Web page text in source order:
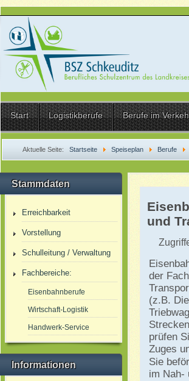
Start Logistikberufe Berufe im
Aktuelle Seite: Startseite Speiseplan Berufe
Stammdaten
Erreichbarkeit
Vorstellung
Schulleitung / Verwaltung
Fachbereiche:
Eisenbahnberufe
Wirtschaft-Logistik
Handwerk-Service
Informationen
und
der
(z.B.
prüfen
Zuges
Sie
im Nah-